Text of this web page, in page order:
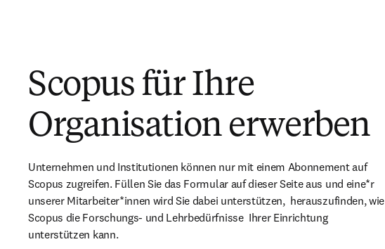
Scopus für Ihre
Organisation erwerben
Unternehmen und Institutionen können nur mit einem Abonnement auf
Scopus zugreifen. Füllen Sie das Formular auf dieser Seite aus und eine*r
unserer Mitarbeiter*innen wird Sie dabei unterstützen,  herauszufinden, wie
Scopus die Forschungs- und Lehrbedürfnisse  Ihrer Einrichtung
unterstützen kann.​​